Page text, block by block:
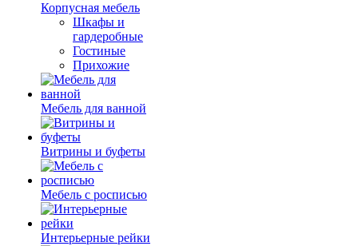
Корпусная мебель
Шкафы и
гардеробные
Гостиные
Прихожие
Мебель для ванной
Витрины и буфеты
Мебель с росписью
Интерьерные рейки